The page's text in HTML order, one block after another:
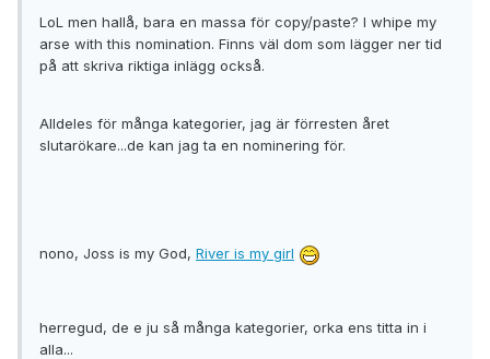
LoL men hallå, bara en massa för copy/paste? I whipe my
arse with this nomination. Finns väl dom som lägger ner tid
på att skriva riktiga inlägg också.
Alldeles för många kategorier, jag är förresten året
slutarökare...de kan jag ta en nominering för.
nono, Joss is my God, River is my girl
herregud, de e ju så många kategorier, orka ens titta in i
alla...